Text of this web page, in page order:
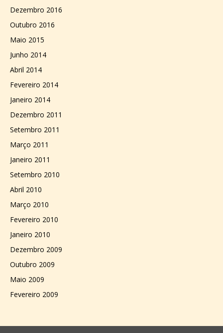
Dezembro 2016
Outubro 2016
Maio 2015
Junho 2014
Abril 2014
Fevereiro 2014
Janeiro 2014
Dezembro 2011
Setembro 2011
Março 2011
Janeiro 2011
Setembro 2010
Abril 2010
Março 2010
Fevereiro 2010
Janeiro 2010
Dezembro 2009
Outubro 2009
Maio 2009
Fevereiro 2009